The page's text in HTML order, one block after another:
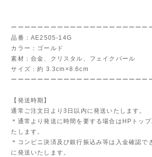
ーーーーーーーーーーーーーーーーーーーーー
品番：AE2505-14G
カラー：ゴールド
素材：合金、クリスタル、フェイクパール
サイズ：約 3.3cm×8.6cm
ーーーーーーーーーーーーーーーーーーーーー
【発送時期】
通常ご注文日より3日以内に発送いたします。
＊通常より発送に時間を要する場合はHPトッ
たします。
＊コンビニ決済及び銀行振込み等は入金確認で
に発送いたします。